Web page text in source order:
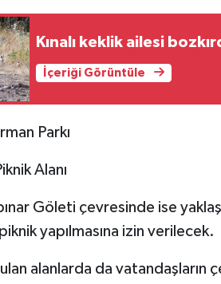
Kınalı keklik ailesi
İçeriği Görüntüle
Parkı
Alanı
Göleti çevresinde ise
yapılmasına izin verilecek.
alanlarda da vatandaşların